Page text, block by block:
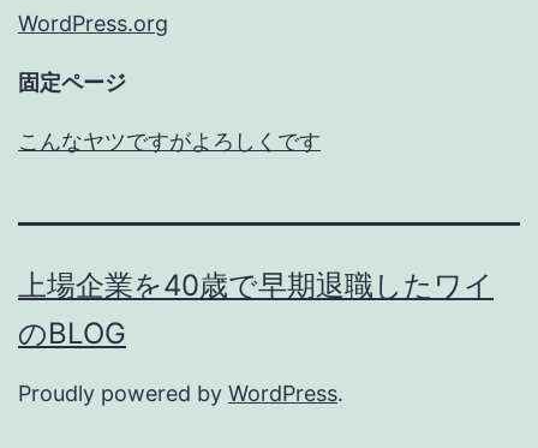
WordPress.org
固定ページ
こんなヤツですがよろしくです
上場企業を40歳で早期退職したワイ
のBLOG
Proudly powered by WordPress.